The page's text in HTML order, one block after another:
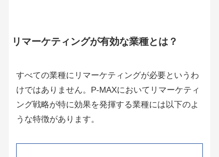
リマーケティングが有効な業種とは？
すべての業種にリマーケティングが必要というわ
けではありません。P-MAXにおいてリマーケティ
ング戦略が特に効果を発揮する業種には以下のよ
うな特徴があります。